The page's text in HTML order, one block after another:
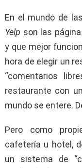
En el mundo de
Yelp son las
y que mejor
hora de elegir un
“comentarios
restaurante con
mundo se entere.
Pero como
cafetería u hotel,
un sistema de